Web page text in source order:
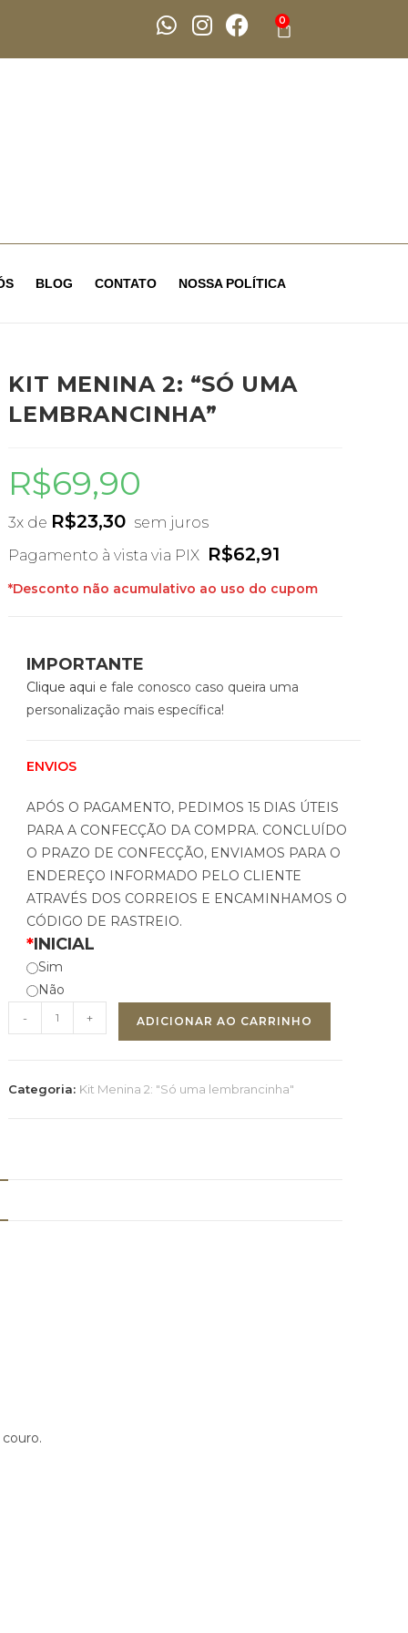
0
BLOG CONTATO NOSSA POLÍTICA
KIT MENINA 2: “SÓ UMA
LEMBRANCINHA”
R$69,90
3x de R$23,30 sem juros
Pagamento à vista via PIX R$62,91
*Desconto não acumulativo ao uso do cupom
IMPORTANTE
Clique aqui e fale conosco caso queira uma
personalização mais específica!
ENVIOS
APÓS O PAGAMENTO, PEDIMOS 15 DIAS ÚTEIS
PARA A CONFECÇÃO DA COMPRA. CONCLUÍDO
O PRAZO DE CONFECÇÃO, ENVIAMOS PARA O
ENDEREÇO INFORMADO PELO CLIENTE
ATRAVÉS DOS CORREIOS E ENCAMINHAMOS O
CÓDIGO DE RASTREIO.
*INICIAL
Sim
Não
- + ADICIONAR AO CARRINHO
Categoria: Kit Menina 2: "Só uma lembrancinha"